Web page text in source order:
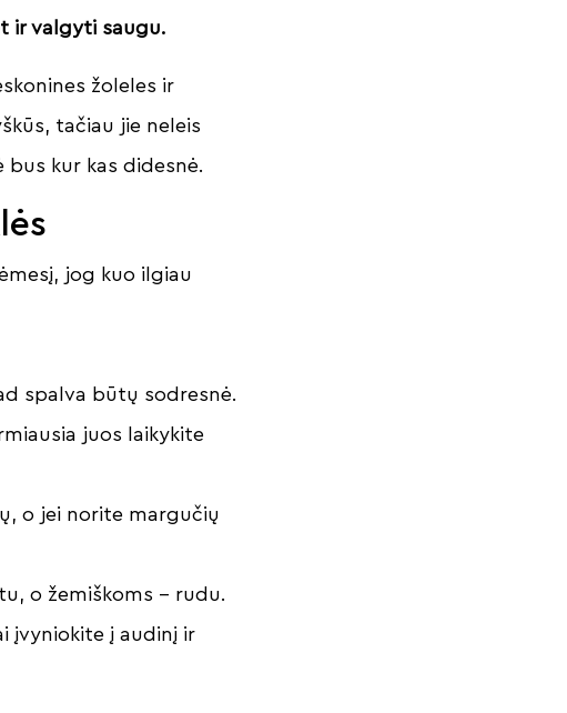
ir valgyti saugu.
žoleles ir
tačiau jie neleis
kur kas didesnė.
jog kuo ilgiau
spalva būtų sodresnė.
juos laikykite
o jei norite margučių
o žemiškoms – rudu.
įvyniokite į audinį ir